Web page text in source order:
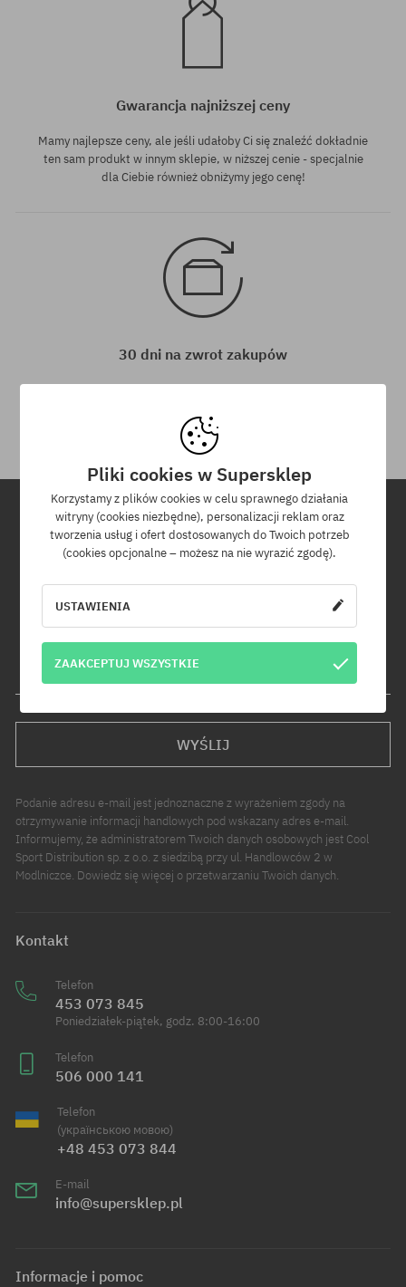
Gwarancja najniższej ceny
Mamy najlepsze ceny, ale jeśli udałoby Ci się znaleźć dokładnie
ten sam produkt w innym sklepie, w niższej cenie - specjalnie
dla Ciebie również obniżymy jego cenę!
30 dni na zwrot zakupów
Newsletter
Zapisz się do naszego newslettera, a dowiesz się jako pierwszy o
WYŚLIJ
Podanie adresu e-mail jest jednoznaczne z wyrażeniem zgody na
otrzymywanie informacji handlowych pod wskazany adres e-mail.
Informujemy, że administratorem Twoich danych osobowych jest Cool
Sport Distribution sp. z o.o. z siedzibą przy ul. Handlowców 2 w
Modlniczce. Dowiedz się więcej o przetwarzaniu Twoich danych.
Kontakt
Telefon
453 073 845
Poniedziałek-piątek, godz. 8:00-16:00
Telefon
506 000 141
Telefon
(українською мовою)
+48 453 073 844
E-mail
info@supersklep.pl
Informacje i pomoc
Pliki cookies w Supersklep
Korzystamy z plików cookies w celu sprawnego działania
witryny (cookies niezbędne), personalizacji reklam oraz
tworzenia usług i ofert dostosowanych do Twoich potrzeb
(cookies opcjonalne – możesz na nie wyrazić zgodę).
USTAWIENIA
ZAAKCEPTUJ WSZYSTKIE